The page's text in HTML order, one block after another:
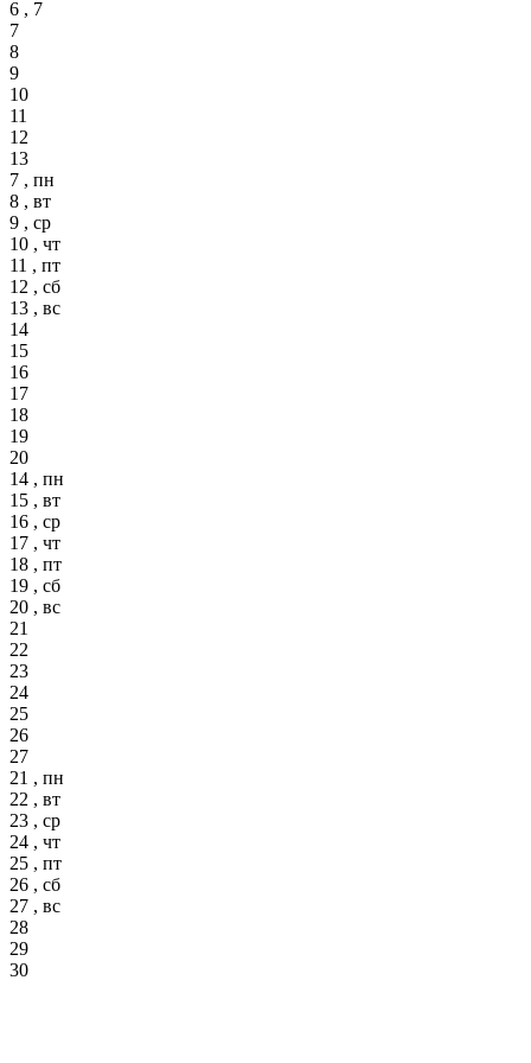
6 , 7
7
8
9
10
11
12
13
7 , пн
8 , вт
9 , ср
10 , чт
11 , пт
12 , сб
13 , вс
14
15
16
17
18
19
20
14 , пн
15 , вт
16 , ср
17 , чт
18 , пт
19 , сб
20 , вс
21
22
23
24
25
26
27
21 , пн
22 , вт
23 , ср
24 , чт
25 , пт
26 , сб
27 , вс
28
29
30